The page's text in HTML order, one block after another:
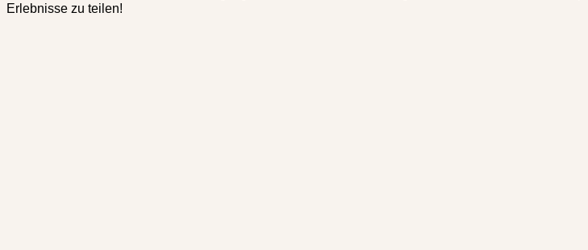
Erlebnisse zu teilen!